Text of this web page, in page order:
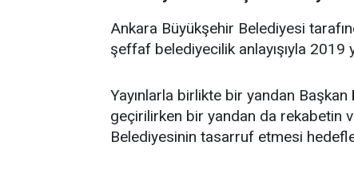
Ankara Büyükşehir Belediyesi
şeffaf belediyecilik anlayışıyla 2019
Yayınlarla birlikte bir yandan Başkan
geçirilirken bir yandan da rekabetin
Belediyesinin tasarruf etmesi